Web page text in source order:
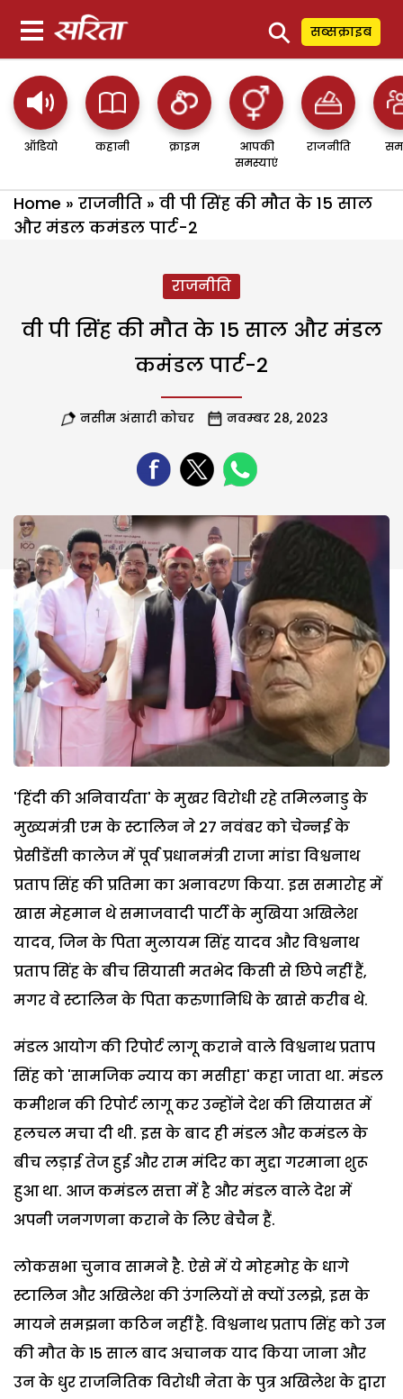
⚲ सब्सक्राइब
ऑडियो कहानी क्राइम
आपकी
समस्याएं
राजनीति
Home » राजनीति » वी पी सिंह की मौत के 15 साल
और मंडल कमंडल पार्ट-2
राजनीति
वी पी सिंह की मौत के 15 साल और मंडल
कमंडल पार्ट-2
नसीम अंसारी कोचर नवम्बर 28, 2023
'हिंदी की अनिवार्यता' के मुखर विरोधी रहे तमिलनाडु के
मुख्यमंत्री एम के स्टालिन ने 27 नवंबर को चेन्नई के
प्रेसीडेंसी कालेज में पूर्व प्रधानमंत्री राजा मांडा विश्वनाथ
प्रताप सिंह की प्रतिमा का अनावरण किया. इस समारोह में
खास मेहमान थे समाजवादी पार्टी के मुखिया अखिलेश
यादव, जिन के पिता मुलायम सिंह यादव और विश्वनाथ
प्रताप सिंह के बीच सियासी मतभेद किसी से छिपे नहीं हैं,
मगर वे स्टालिन के पिता करुणानिधि के खासे करीब थे.
मंडल आयोग की रिपोर्ट लागू कराने वाले विश्वनाथ प्रताप
सिंह को 'सामजिक न्याय का मसीहा' कहा जाता था. मंडल
कमीशन की रिपोर्ट लागू कर उन्होंने देश की सियासत में
हलचल मचा दी थी. इस के बाद ही मंडल और कमंडल के
बीच लड़ाई तेज हुई और राम मंदिर का मुद्दा गरमाना शुरू
हुआ था. आज कमंडल सत्ता में है और मंडल वाले देश में
अपनी जनगणना कराने के लिए बेचैन हैं.
लोकसभा चुनाव सामने है. ऐसे में ये मोहमोह के धागे
स्टालिन और अखिलेश की उंगलियों से क्यों उलझे, इस के
मायने समझना कठिन नहीं है. विश्वनाथ प्रताप सिंह को उन
की मौत के 15 साल बाद अचानक याद किया जाना और
उन के धुर राजनितिक विरोधी नेता के पुत्र अखिलेश के द्वारा